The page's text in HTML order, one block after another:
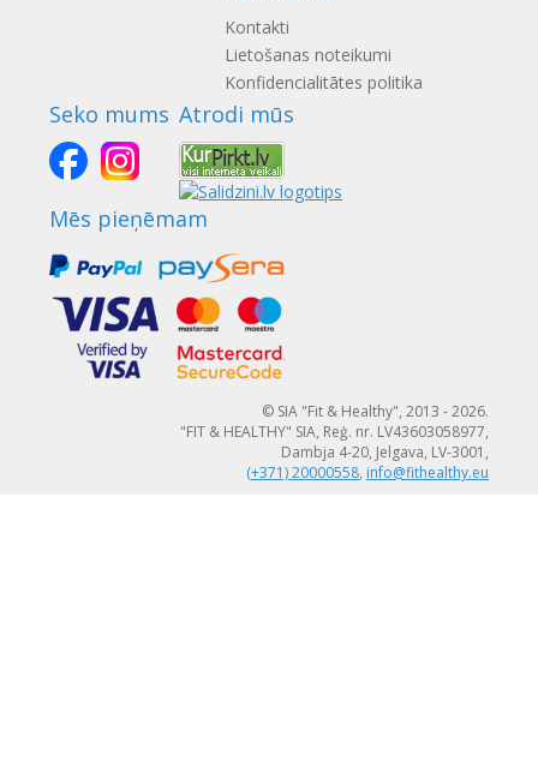
Kontakti
Lietošanas noteikumi
Konfidencialitātes politika
Seko mums Atrodi mūs
Mēs pieņēmam
© SIA "Fit & Healthy", 2013 - 2026.
"FIT & HEALTHY" SIA, Reģ. nr. LV43603058977,
Dambja 4-20, Jelgava, LV-3001,
(+371) 20000558, info@fithealthy.eu